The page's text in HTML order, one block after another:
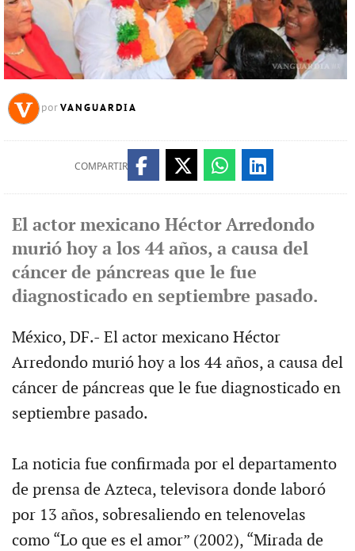
por VANGUARDIA
COMPARTIR
El actor mexicano Héctor Arredondo
murió hoy a los 44 años, a causa del
cáncer de páncreas que le fue
diagnosticado en septiembre pasado.
México, DF.- El actor mexicano Héctor
Arredondo murió hoy a los 44 años, a causa del
cáncer de páncreas que le fue diagnosticado en
septiembre pasado.
La noticia fue confirmada por el departamento
de prensa de Azteca, televisora donde laboró
por 13 años, sobresaliendo en telenovelas
como “Lo que es el amor” (2002), “Mirada de